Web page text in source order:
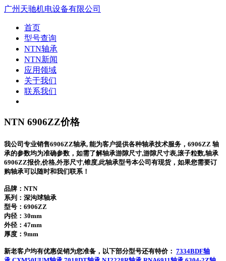
广州天驰机电设备有限公司
首页
型号查询
NTN轴承
NTN新闻
应用领域
关于我们
联系我们
NTN 6906ZZ价格
我公司专业销售6906ZZ轴承, 能为客户提供各种轴承技术服务，6906ZZ 轴
承的参数均为准确参数，如需了解轴承游隙尺寸,游隙尺寸表,滚子粒数,轴承
6906ZZ报价,价格,外形尺寸,锥度,此轴承型号本公司有现货，如果您需要订
购轴承可以随时和我们联系！
品牌：NTN
系列：深沟球轴承
型号： 6906ZZ
内径：30mm
外径：47mm
厚度：9mm
新老客户均有优惠促销为您准备，以下部分型号还有特价： 7334BDF轴